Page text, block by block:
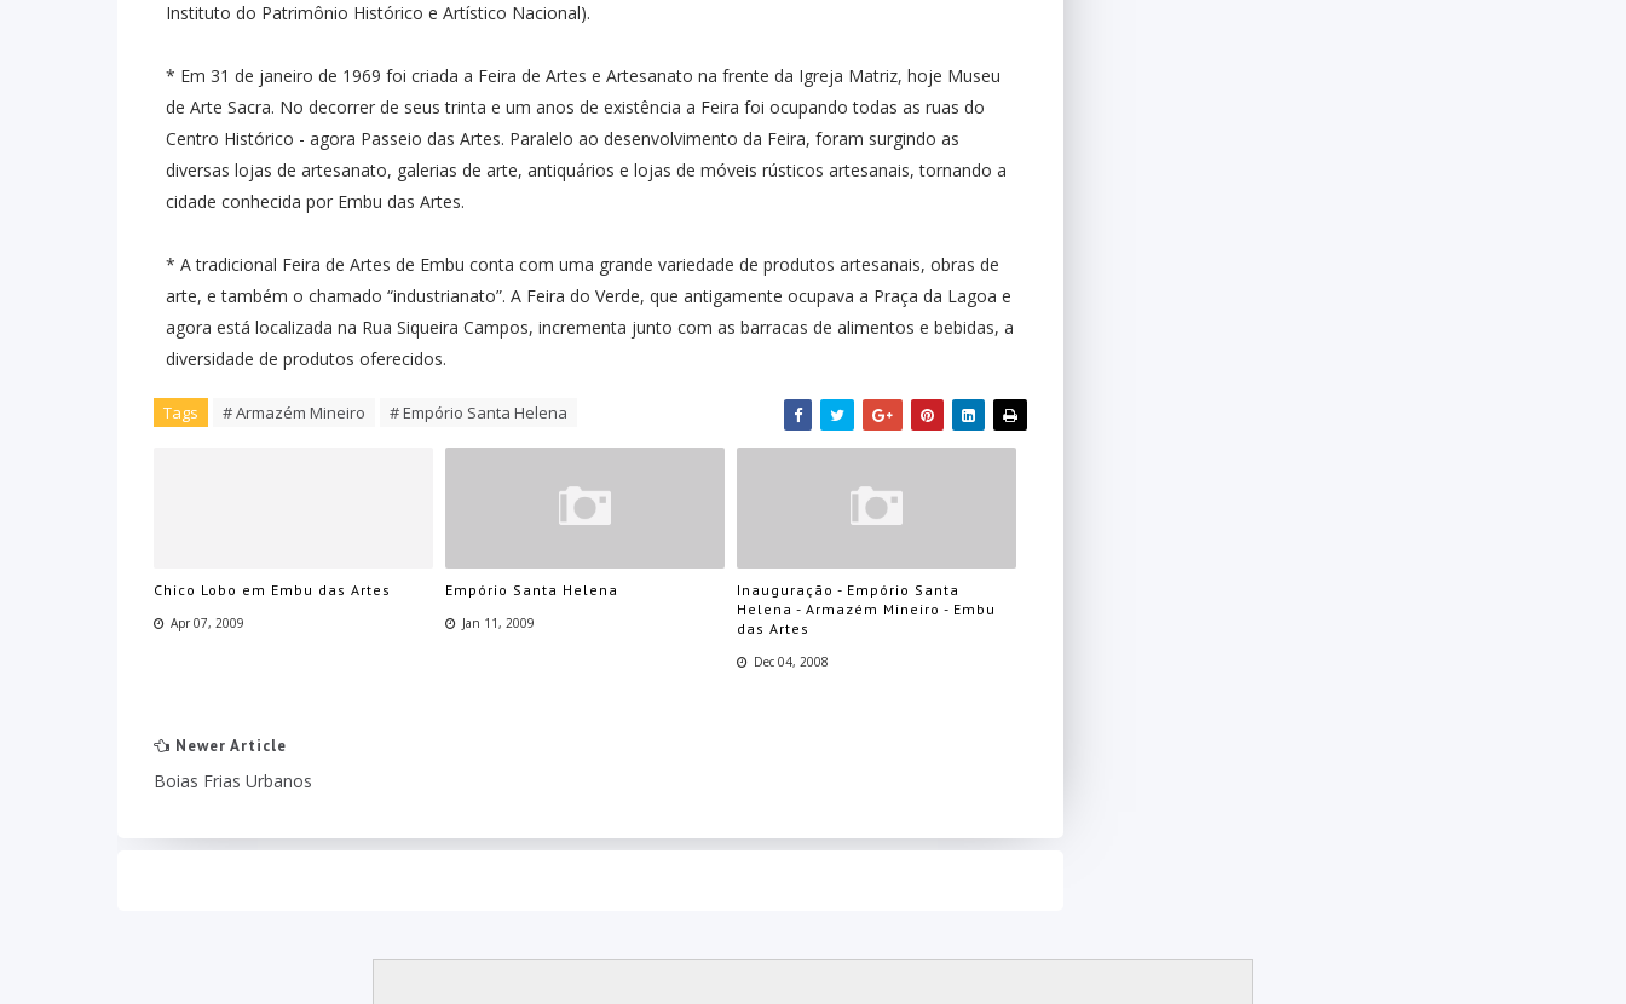
Instituto do Patrimônio Histórico e Artístico Nacional).
* Em 31 de janeiro de 1969 foi criada a Feira de Artes e Artesanato na frente da Igreja Matriz, hoje Museu
de Arte Sacra. No decorrer de seus trinta e um anos de existência a Feira foi ocupando todas as ruas do
Centro Histórico - agora Passeio das Artes. Paralelo ao desenvolvimento da Feira, foram surgindo as
diversas lojas de artesanato, galerias de arte, antiquários e lojas de móveis rústicos artesanais, tornando a
cidade conhecida por Embu das Artes.
* A tradicional Feira de Artes de Embu conta com uma grande variedade de produtos artesanais, obras de
arte, e também o chamado “industrianato”. A Feira do Verde, que antigamente ocupava a Praça da Lagoa e
agora está localizada na Rua Siqueira Campos, incrementa junto com as barracas de alimentos e bebidas, a
diversidade de produtos oferecidos.
Tags # Armazém Mineiro # Empório Santa Helena
Chico Lobo em Embu das Artes
Apr 07, 2009
Empório Santa Helena
Jan 11, 2009
Inauguração - Empório Santa
Helena - Armazém Mineiro - Embu
das Artes
Dec 04, 2008
Newer Article
Boias Frias Urbanos